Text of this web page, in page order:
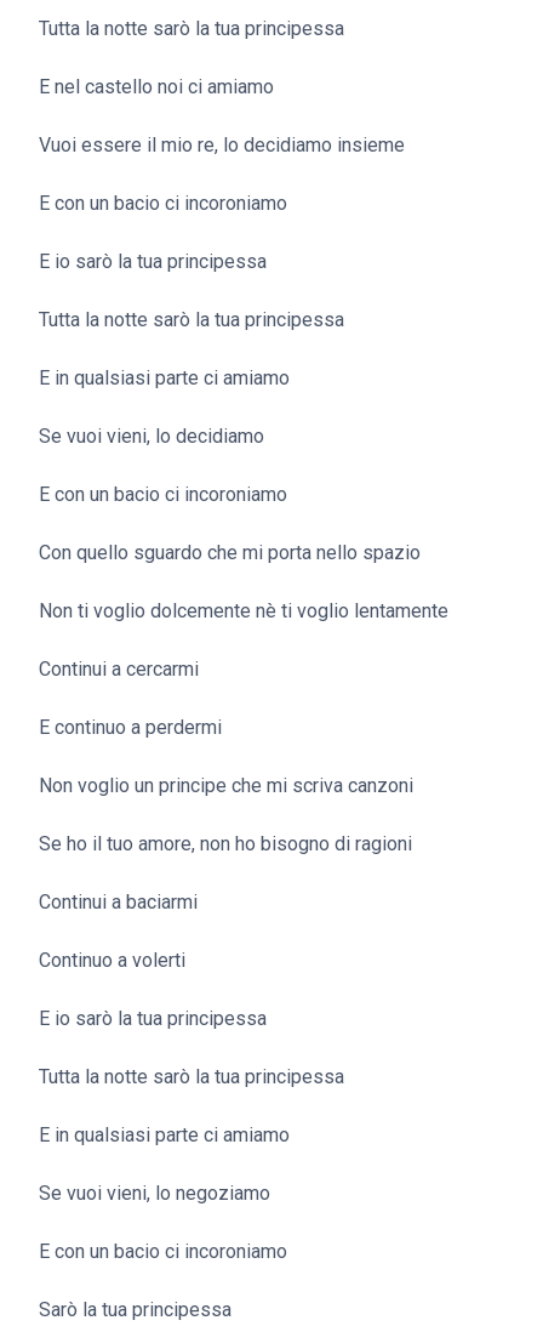
Tutta la notte sarò la tua principessa
E nel castello noi ci amiamo
Vuoi essere il mio re, lo decidiamo insieme
E con un bacio ci incoroniamo
E io sarò la tua principessa
Tutta la notte sarò la tua principessa
E in qualsiasi parte ci amiamo
Se vuoi vieni, lo decidiamo
E con un bacio ci incoroniamo
Con quello sguardo che mi porta nello spazio
Non ti voglio dolcemente nè ti voglio lentamente
Continui a cercarmi
E continuo a perdermi
Non voglio un principe che mi scriva canzoni
Se ho il tuo amore, non ho bisogno di ragioni
Continui a baciarmi
Continuo a volerti
E io sarò la tua principessa
Tutta la notte sarò la tua principessa
E in qualsiasi parte ci amiamo
Se vuoi vieni, lo negoziamo
E con un bacio ci incoroniamo
Sarò la tua principessa